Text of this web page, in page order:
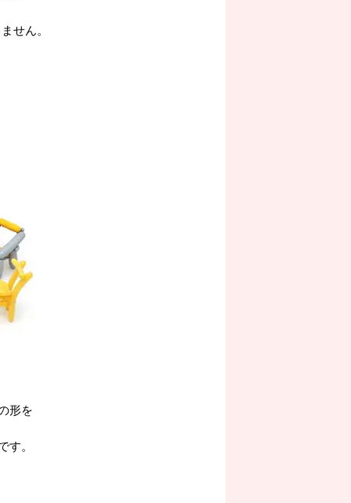
せん。
形を
。